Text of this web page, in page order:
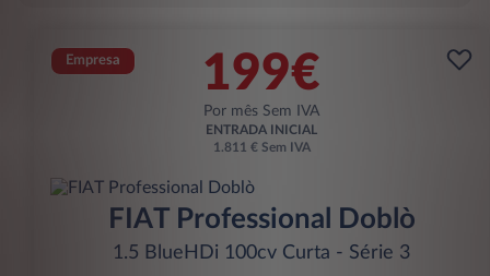
Empresa 199€
Por mês Sem IVA
ENTRADA INICIAL
1.811 € Sem IVA
FIAT Professional Doblò
1.5 BlueHDi 100cv Curta - Série 3